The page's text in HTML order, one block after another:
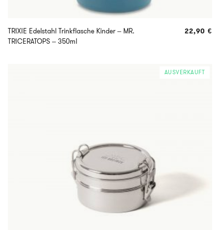
TRIXIE Edelstahl Trinkflasche Kinder – MR.
TRICERATOPS – 350ml
22,90 €
AUSVERKAUFT